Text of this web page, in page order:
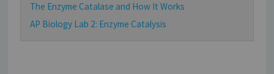
The Enzyme Catalase and How It Works
AP Biology Lab 2: Enzyme Catalysis